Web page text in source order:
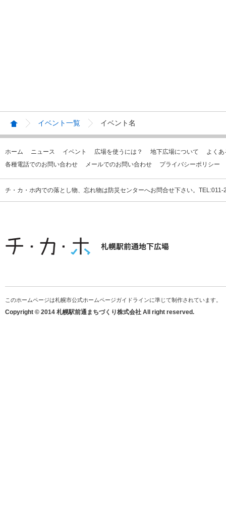
イベント一覧 イベント名
ホーム ニュース イベント 広場を使うには？ 地下広場について
よく
各種電話でのお問い合わせ
メールでのお問い合わせ プライバシーポリシー
チ・カ・ホ内での落とし物、忘れ物は防災センターへお問合せ下さい。
このホームページは札幌市公式ホームページガイドラインに準じて制作されています。
Copyright © 2014 札幌駅前通まちづくり株式会社 All right reserved.